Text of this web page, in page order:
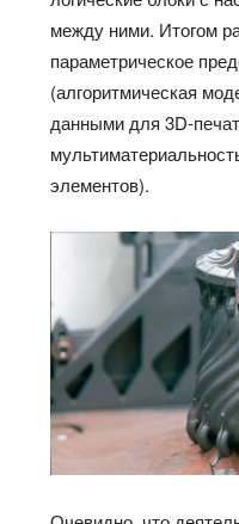
между ними. Итогом
параметрическое
(алгоритмическая
данными для 3D-
элементов).